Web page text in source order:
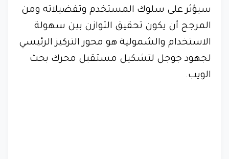
سيؤثر على سلوك المستخدم وتفضيلاته ومن
المرجح أن يكون تحقيق التوازن بين سهولة
الاستخدام والشمولية هو محور التركيز الرئيسي
لجهود جوجل لتشكيل مستقبل محرك بحث
الويب.